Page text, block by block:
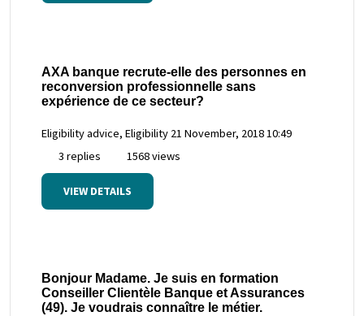
AXA banque recrute-elle des personnes en
reconversion professionnelle sans
expérience de ce secteur?
Eligibility advice, Eligibility 21 November, 2018 10:49
3 replies
1568 views
VIEW DETAILS
Bonjour Madame. Je suis en formation
Conseiller Clientèle Banque et Assurances
(49). Je voudrais connaître le métier.